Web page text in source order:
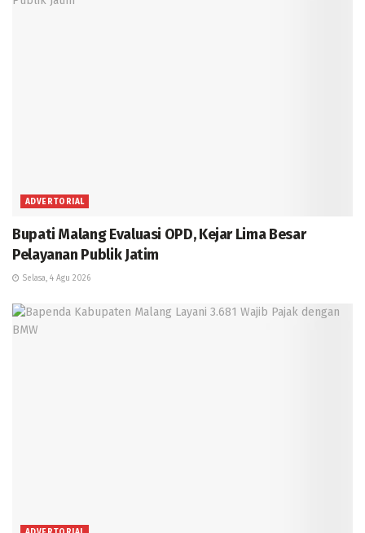
ADVERTORIAL
Bupati Malang Evaluasi OPD, Kejar Lima Besar
Pelayanan Publik Jatim
Selasa, 4 Agu 2026